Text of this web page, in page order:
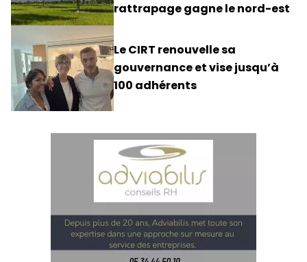
rattrapage gagne le nord-est
Le CIRT renouvelle sa
gouvernance et vise jusqu’à
100 adhérents